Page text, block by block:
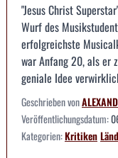
"Jesus Christ
Wurf des
erfolgreichste
war Anfang 20, als er
geniale Idee
Geschrieben von
Veröffentlichungsdatum:
Kategorien:Kritiken